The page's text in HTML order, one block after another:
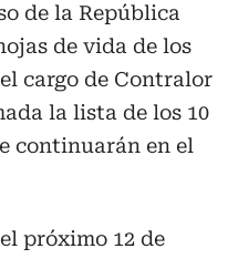
de la República
de vida de los
cargo de Contralor
la lista de los 10
continuarán en el
próximo 12 de